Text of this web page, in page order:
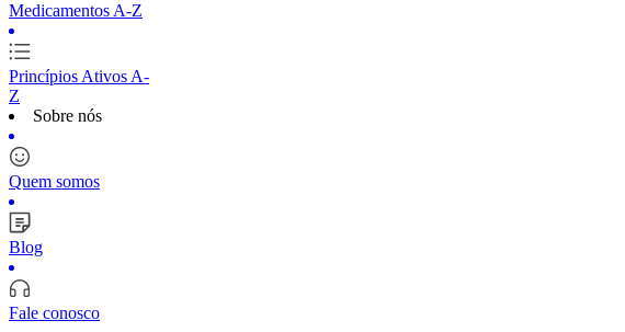
Medicamentos A-Z
Princípios Ativos A-
Z
Sobre nós
Quem somos
Blog
Fale conosco